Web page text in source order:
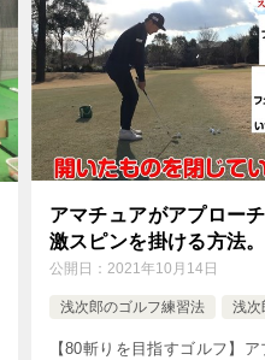
アマチュアがアプロー
激スピンを掛ける方法。
公開日： 2021年10月14日
浅次郎のゴルフ練習法 浅次
【80斬りを目指すゴルフ】